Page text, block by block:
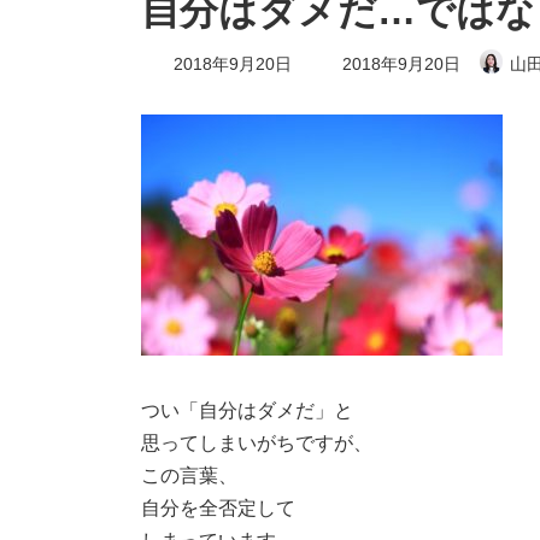
自分はダメだ…ではな
2018年9月20日
最
終
新
2018年9月20日 山
つい「自分はダメだ」と
思ってしまいがちですが、
この言葉、
自分を全否定して